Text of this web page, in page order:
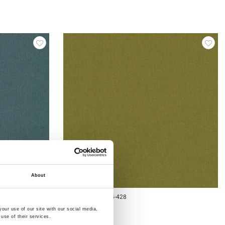
About
use of our site with our social media,
of their services.
Artikelnummer.: 14-428
Lin 14